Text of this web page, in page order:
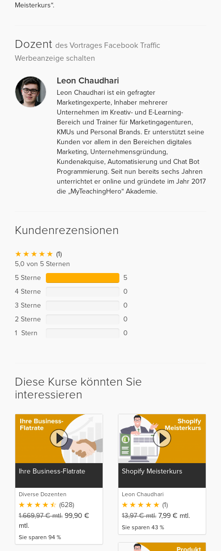
Meisterkurs“.
Dozent des Vortrages Facebook Traffic
Werbeanzeige schalten
Leon Chaudhari
Leon Chaudhari ist ein gefragter
Marketingexperte, Inhaber mehrerer
Unternehmen im Kreativ- und E-Learning-
Bereich und Trainer für Marketingagenturen,
KMUs und Personal Brands. Er unterstützt seine
Kunden vor allem in den Bereichen digitales
Marketing, Unternehmensgründung,
Kundenakquise, Automatisierung und Chat Bot
Programmierung. Seit nun bereits sechs Jahren
unterrichtet er online und gründete im Jahr 2017
die „MyTeachingHero“ Akademie.
Kundenrezensionen
(1)
5,0 von 5 Sternen
5 Sterne
5
4 Sterne
0
3 Sterne
0
2 Sterne
0
1 Stern
0
Diese Kurse könnten Sie
interessieren
Ihre Business-Flatrate
Diverse Dozenten
(628)
1.669,97€mtl. 99,90 €
mtl.
Sie sparen 94 %
Shopify Meisterkurs
Leon Chaudhari
(1)
13,97€mtl. 7,99 € mtl.
Sie sparen 43 %